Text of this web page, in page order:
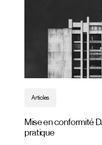
Articles
Mise en conformité
pratique